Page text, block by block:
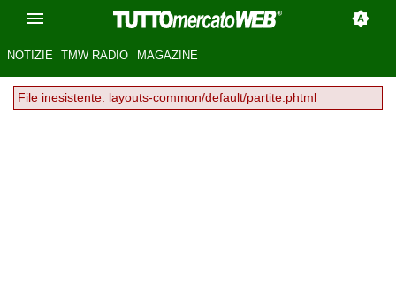
NOTIZIE TMW RADIO MAGAZINE
File inesistente: layouts-common/default/partite.phtml